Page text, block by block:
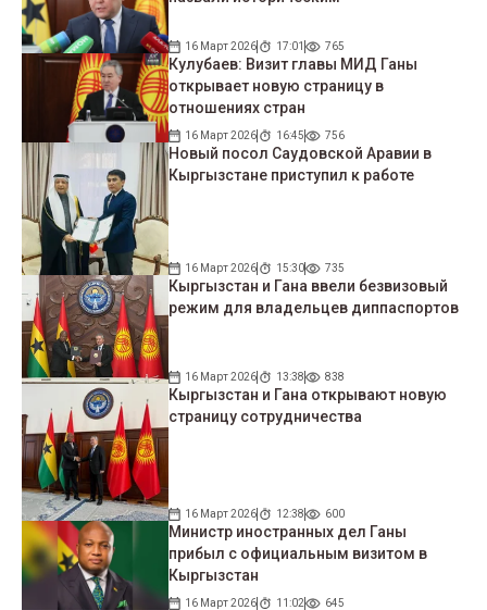
16 Март 2026 17:01 765
Кулубаев: Визит главы МИД Ганы
открывает новую страницу в
отношениях стран
16 Март 2026 16:45 756
Новый посол Саудовской Аравии в
Кыргызстане приступил к работе
16 Март 2026 15:30 735
Кыргызстан и Гана ввели безвизовый
режим для владельцев диппаспортов
16 Март 2026 13:38 838
Кыргызстан и Гана открывают новую
страницу сотрудничества
16 Март 2026 12:38 600
Министр иностранных дел Ганы
прибыл с официальным визитом в
Кыргызстан
16 Март 2026 11:02 645